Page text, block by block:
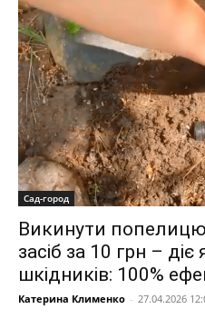
Сад-город
Викинути
засіб за 10 грн –
шкідників: 100%
Катерина Клименко - 27.04.2026